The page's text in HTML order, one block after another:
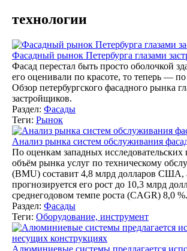
технологии
Фасадный рынок Петербурга глазами
Фасад перестал быть просто оболочкой
его оценивали по красоте, то теперь —
Обзор петербургского фасадного рынка
застройщиков.
Раздел: Фасады
Теги: Рынок
Анализ рынка систем обслуживания
По оценкам западных исследовательских
объём рынка услуг по техническому
(BMU) составит 4,8 млрд долларов США,
прогнозируется его рост до 10,3 млрд
среднегодовом темпе роста (CAGR) 8,0 %.
Раздел: Фасады
Теги: Оборудование, инструмент